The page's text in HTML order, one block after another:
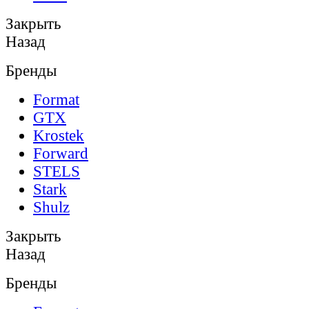
Закрыть
Назад
Бренды
Format
GTX
Krostek
Forward
STELS
Stark
Shulz
Закрыть
Назад
Бренды